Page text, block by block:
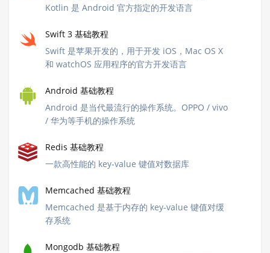
Kotlin 是 Android 官方指定的开发语言
Swift 3 基础教程
Swift 是苹果开发的，用于开发 iOS，Mac OS X
和 watchOS 应用程序的官方开发语言
Android 基础教程
Android 是当代最流行的操作系统。OPPO / vivo
/ 华为等手机的操作系统
Redis 基础教程
一款高性能的 key-value 键值对数据库
Memcached 基础教程
Memcached 是基于内存的 key-value 键值对缓
存系统
Mongodb 基础教程